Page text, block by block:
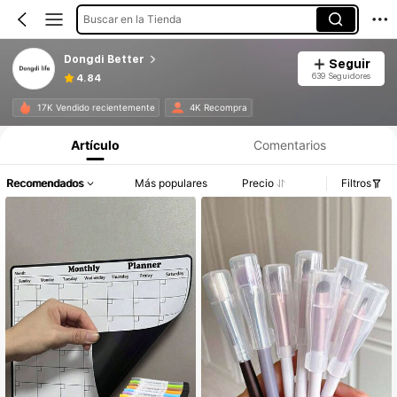
Buscar en la Tienda
Dongdi Better
4.84
Seguir
639 Seguidores
17K Vendido recientemente 4K Recompra
Artículo Comentarios
Recomendados Más populares Precio Filtros